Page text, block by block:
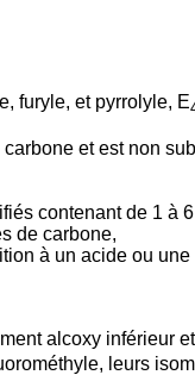
furyle, et pyrrolyle, E
et est non
contenant de 1 à
de carbone,
à un acide ou
alcoxy inférieur
leurs